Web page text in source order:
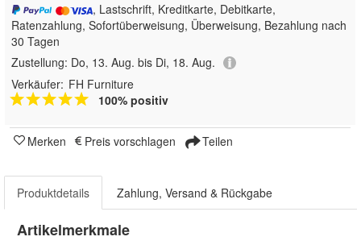
, Lastschrift, Kreditkarte, Debitkarte,
Ratenzahlung, Sofortüberweisung, Überweisung, Bezahlung nach
30 Tagen
Zustellung: Do, 13. Aug. bis Di, 18. Aug.
Verkäufer: FH Furniture
100% positiv
Merken Preis vorschlagen Teilen
Produktdetails Zahlung, Versand & Rückgabe
Artikelmerkmale